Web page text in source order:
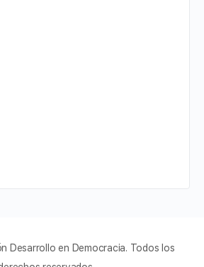
Desarrollo en Democracia. Todos los